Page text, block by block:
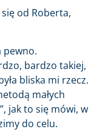
od Roberta,
pewno.
bardzo takiej,
bliska mi rzecz.
małych
jak to się mówi, w
do celu.